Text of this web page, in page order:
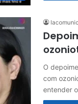
O
com
entender